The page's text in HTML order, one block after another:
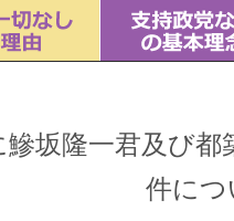
鰺坂隆一君及び
件につ